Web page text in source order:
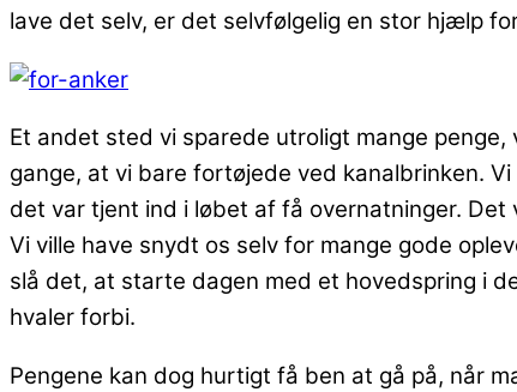
lave det selv, er det selvfølgelig en stor hjælp
Et andet sted vi sparede utroligt mange
gange, at vi bare fortøjede ved kanalbrinken.
det var tjent ind i løbet af få overnatninger.
Vi ville have snydt os selv for mange gode
slå det, at starte dagen med et hovedspring i
hvaler forbi.
Pengene kan dog hurtigt få ben at gå på, når